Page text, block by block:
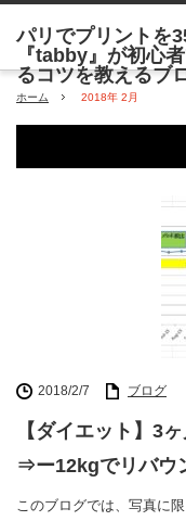
ホーム 2018年 2月
2018/2/7 ブログ
【ダイエット】3
⇒ー12kgでリバウ
このブログでは、写真に